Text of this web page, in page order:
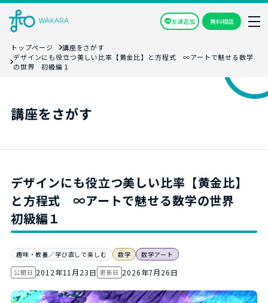
友達追加 無料相談
トップページ
講座をさがす
デザインにも役立つ美しい比率【黄金比】と方程式 ∞アートで魅せる数学
の世界 初級編１
講座をさがす
デザインにも役立つ美しい比率【黄金比】
と方程式 ∞アートで魅せる数学の世界
初級編１
趣味・教養／学び直しで楽しむ 数学
数学アート
公開日 2012年11月23日 更新日 2026年7月26日